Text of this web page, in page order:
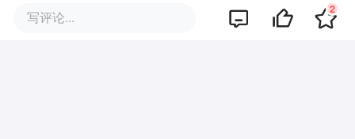
明，违规转载必究。
本文图片来自：
写评论... 2